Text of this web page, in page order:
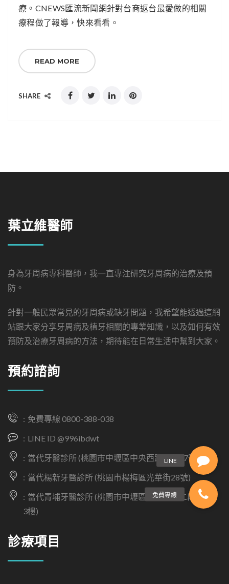
療。CNEWS匯流新聞網針對台商返台最愛做的相關
療程做了報導，快來看看。
READ MORE
SHARE
葉立維醫師
身為牙周病專科醫師，我一直專注研究牙周病的治療及預
防。
針對一般民眾常見的牙周病或缺牙問題，我希望能透過這網
站跟大家分享牙周病及植牙相關的專業知識，以及如何有效
預防及治療牙周病的方法，期待能在日常生活中幫到大家。
預約諮詢
免費專線 0800-388-038
LINE ID @996ibdwt
當代牙醫診所 (桃園市中壢區中央西路二段47號)
當代楊新牙醫診所 (桃園市楊梅區光華街28號)
當代青埔牙醫診所 (桃園市中壢區高鐵南路二段229號
3樓)
診療項目